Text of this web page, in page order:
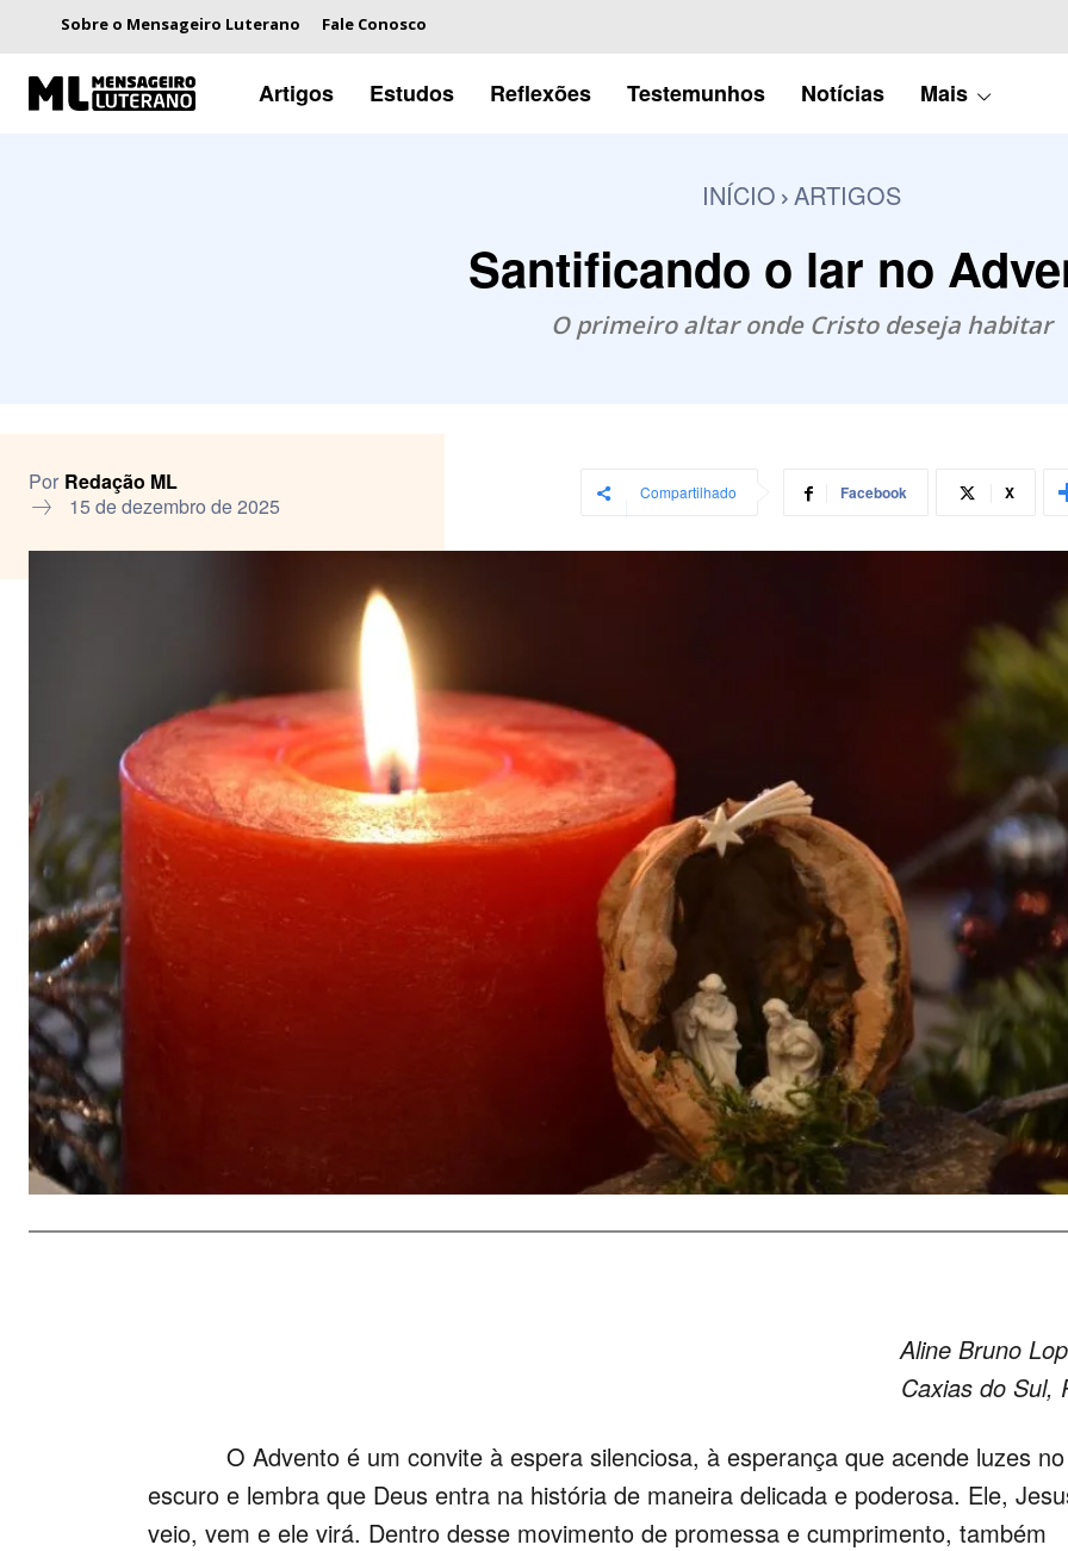
Sobre o Mensageiro Luterano Fale Conosco
Artigos Estudos Reflexões Testemunhos Notícias Mais
INÍCIO ARTIGOS
Santificando o lar no
O primeiro altar onde Cristo deseja habitar
Por Redação ML
15 de dezembro de 2025
Compartilhado Facebook X
Aline Bruno
Caxias do Sul,
O Advento é um convite à espera silenciosa, à esperança que acende luzes no
escuro e lembra que Deus entra na história de maneira delicada e poderosa. Ele,
veio, vem e ele virá. Dentro desse movimento de promessa e cumprimento, também